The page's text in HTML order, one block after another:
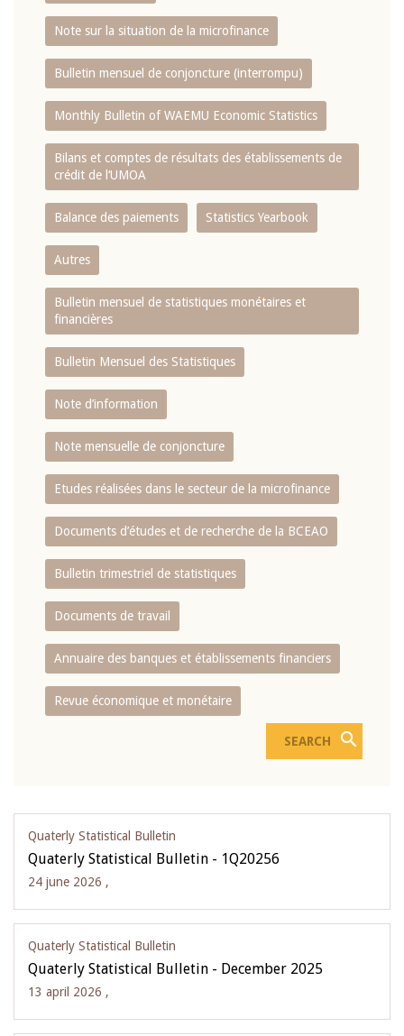
Note sur la situation de la microfinance
Bulletin mensuel de conjoncture (interrompu)
Monthly Bulletin of WAEMU Economic Statistics
Bilans et comptes de résultats des établissements de
crédit de l‘UMOA
Balance des paiements Statistics Yearbook
Autres
Bulletin mensuel de statistiques monétaires et
financières
Bulletin Mensuel des Statistiques
Note d’information
Note mensuelle de conjoncture
Etudes réalisées dans le secteur de la microfinance
Documents d’études et de recherche de la BCEAO
Bulletin trimestriel de statistiques
Documents de travail
Annuaire des banques et établissements financiers
Revue économique et monétaire
Quaterly Statistical Bulletin
Quaterly Statistical Bulletin - 1Q20256
24 june 2026 ,
Quaterly Statistical Bulletin
Quaterly Statistical Bulletin - December 2025
13 april 2026 ,